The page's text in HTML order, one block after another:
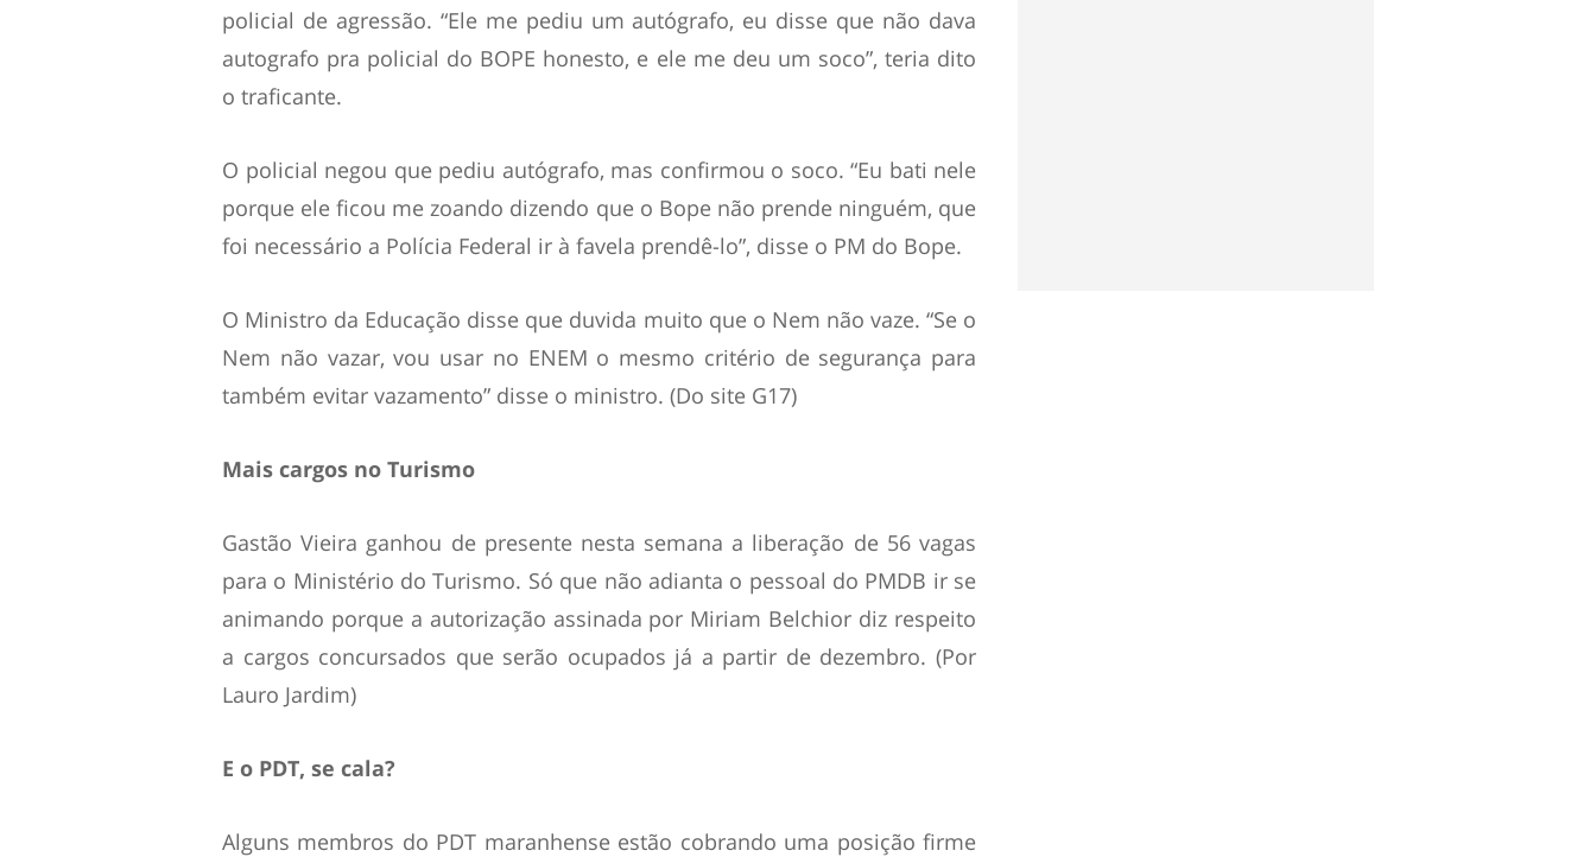
policial de agressão. “Ele me pediu um autógrafo, eu disse que não dava
autografo pra policial do BOPE honesto, e ele me deu um soco”, teria dito
o traficante.
O policial negou que pediu autógrafo, mas confirmou o soco. “Eu bati nele
porque ele ficou me zoando dizendo que o Bope não prende ninguém, que
foi necessário a Polícia Federal ir à favela prendê-lo”, disse o PM do Bope.
O Ministro da Educação disse que duvida muito que o Nem não vaze. “Se o
Nem não vazar, vou usar no ENEM o mesmo critério de segurança para
também evitar vazamento” disse o ministro. (Do site G17)
Mais cargos no Turismo
Gastão Vieira ganhou de presente nesta semana a liberação de 56 vagas
para o Ministério do Turismo. Só que não adianta o pessoal do PMDB ir se
animando porque a autorização assinada por Miriam Belchior diz respeito
a cargos concursados que serão ocupados já a partir de dezembro. (Por
Lauro Jardim)
E o PDT, se cala?
Alguns membros do PDT maranhense estão cobrando uma posição firme